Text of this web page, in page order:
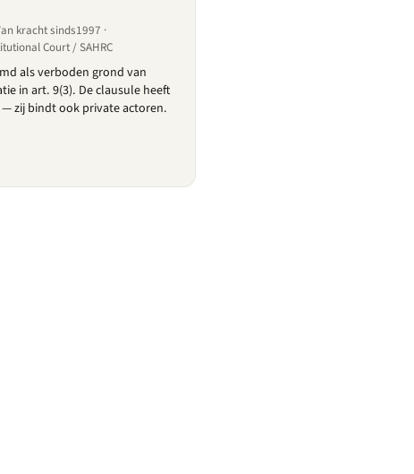
kracht sinds1997 ·
Court / SAHRC
als verboden grond van
in art. 9(3). De clausule heeft
zij bindt ook private actoren.